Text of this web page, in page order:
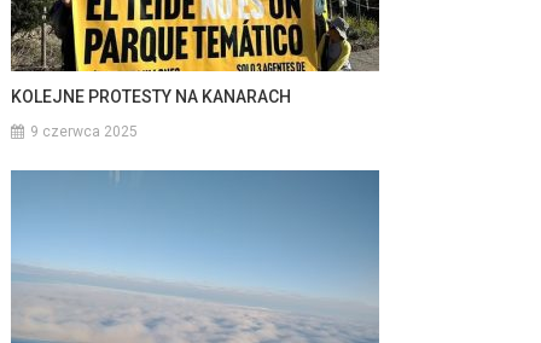
KOLEJNE PROTESTY NA KANARACH
9 czerwca 2025